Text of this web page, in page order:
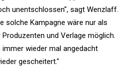
unentschlossen", sagt Wenzlaff.
solche Kampagne wäre nur als
und Verlage möglich.
wieder mal angedacht
gescheitert."